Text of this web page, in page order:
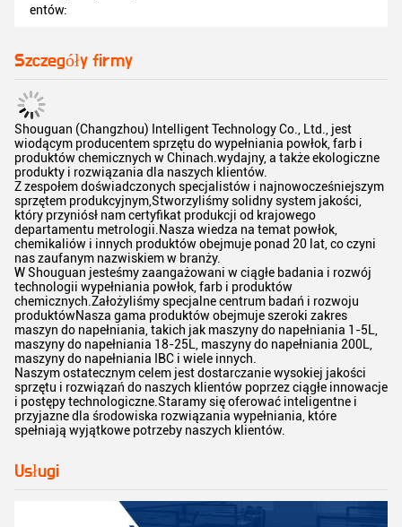
entów:
Szczegóły firmy
Shouguan (Changzhou) Intelligent Technology Co., Ltd., jest
wiodącym producentem sprzętu do wypełniania powłok, farb i
produktów chemicznych w Chinach.wydajny, a także ekologiczne
produkty i rozwiązania dla naszych klientów.
Z zespołem doświadczonych specjalistów i najnowocześniejszym
sprzętem produkcyjnym,Stworzyliśmy solidny system jakości,
który przyniósł nam certyfikat produkcji od krajowego
departamentu metrologii.Nasza wiedza na temat powłok,
chemikaliów i innych produktów obejmuje ponad 20 lat, co czyni
nas zaufanym nazwiskiem w branży.
W Shouguan jesteśmy zaangażowani w ciągłe badania i rozwój
technologii wypełniania powłok, farb i produktów
chemicznych.Założyliśmy specjalne centrum badań i rozwoju
produktówNasza gama produktów obejmuje szeroki zakres
maszyn do napełniania, takich jak maszyny do napełniania 1-5L,
maszyny do napełniania 18-25L, maszyny do napełniania 200L,
maszyny do napełniania IBC i wiele innych.
Naszym ostatecznym celem jest dostarczanie wysokiej jakości
sprzętu i rozwiązań do naszych klientów poprzez ciągłe innowacje
i postępy technologiczne.Staramy się oferować inteligentne i
przyjazne dla środowiska rozwiązania wypełniania, które
spełniają wyjątkowe potrzeby naszych klientów.
Usługi